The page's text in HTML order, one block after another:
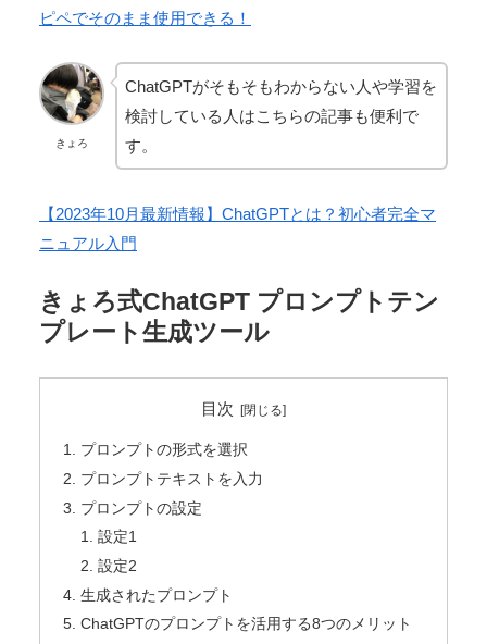
ピペでそのまま使用できる！
きょろ
ChatGPTがそもそもわからない人や学習を
検討している人はこちらの記事も便利で
す。
【2023年10月最新情報】ChatGPTとは？初心者完全マ
ニュアル入門
きょろ式ChatGPT プロンプトテン
プレート生成ツール
目次
プロンプトの形式を選択
プロンプトテキストを入力
プロンプトの設定
設定1
設定2
生成されたプロンプト
ChatGPTのプロンプトを活用する8つのメリット